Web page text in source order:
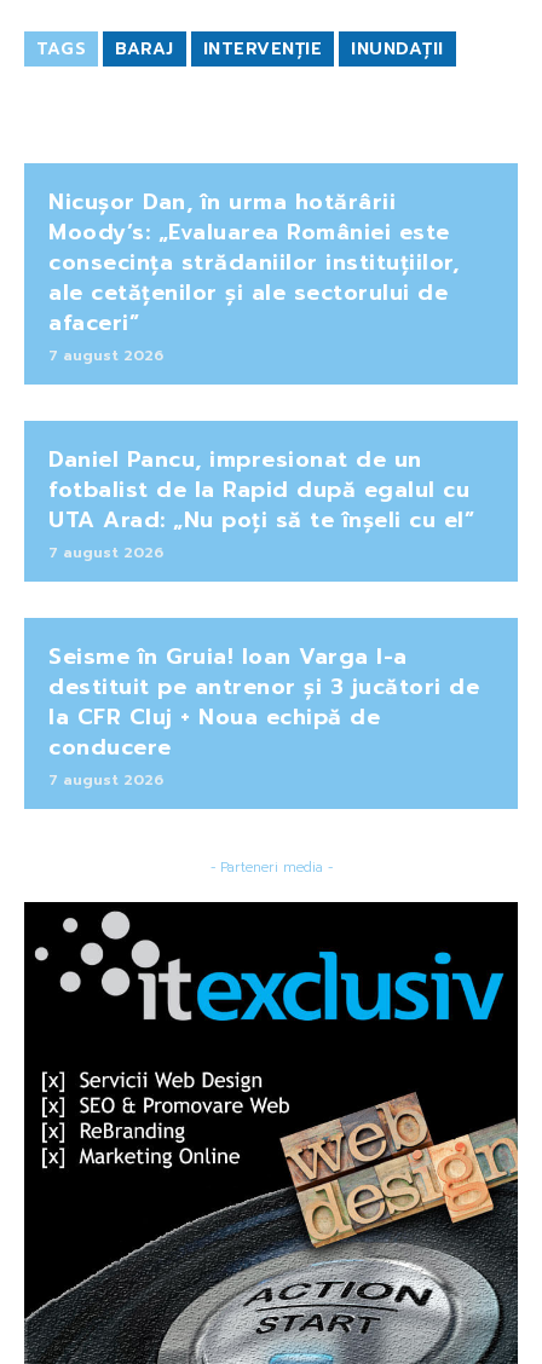
TAGS BARAJ INTERVENȚIE INUNDAȚII
Nicușor Dan, în urma hotărârii
Moody’s: „Evaluarea României este
consecința strădaniilor instituțiilor,
ale cetățenilor și ale sectorului de
afaceri”
7 august 2026
Daniel Pancu, impresionat de un
fotbalist de la Rapid după egalul cu
UTA Arad: „Nu poți să te înșeli cu el”
7 august 2026
Seisme în Gruia! Ioan Varga l-a
destituit pe antrenor și 3 jucători de
la CFR Cluj + Noua echipă de
conducere
7 august 2026
- Parteneri media -